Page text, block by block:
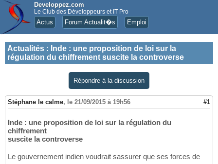
Developpez.com
Le Club des Développeurs et IT Pro
Actus Forum Actualit�s Emploi
Actualités : Inde : une proposition de loi sur la
régulation du chiffrement suscite la controverse
Répondre à la discussion
Stéphane le calme, le 21/09/2015 à 19h56 #1
Inde : une proposition de loi sur la régulation du
chiffrement
suscite la controverse
Le gouvernement indien voudrait sassurer que ses forces de